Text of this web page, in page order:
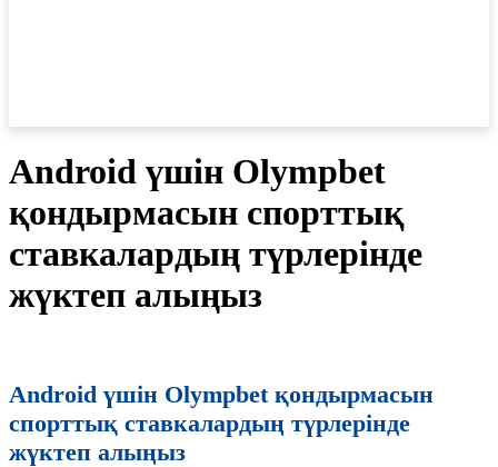
Android үшін Olympbet
қондырмасын спорттық
ставкалардың түрлерінде
жүктеп алыңыз
Android үшін Olympbet қондырмасын
спорттық ставкалардың түрлерінде
жүктеп алыңыз